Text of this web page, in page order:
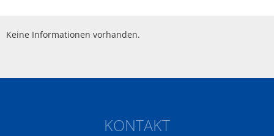
Travenhorst
Keine Informationen vorhanden.
KONTAKT